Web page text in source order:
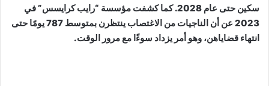
سكين حتى عام 2028. كما كشفت مؤسسة “رايب كرايسس” في
2023 عن أن الناجيات من الاغتصاب ينتظرن بمتوسط 787 يومًا حتى
انتهاء قضاياهن، وهو أمر يزداد سوءًا مع مرور الوقت.